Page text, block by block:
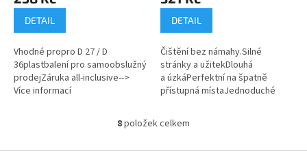
DETAIL
Vhodné propro D 27 / D
36plastbalení pro samoobslužný
prodejZáruka all-inclusive-->
Více informací
DETAIL
Čištění bez námahy.Silné
stránky a užitekDlouhá
a úzkáPerfektní na špatně
přístupná místaJednoduché
přípojkuStěžejní oblasti
použitíPro čištění malých a...
O
l
8položek celkem